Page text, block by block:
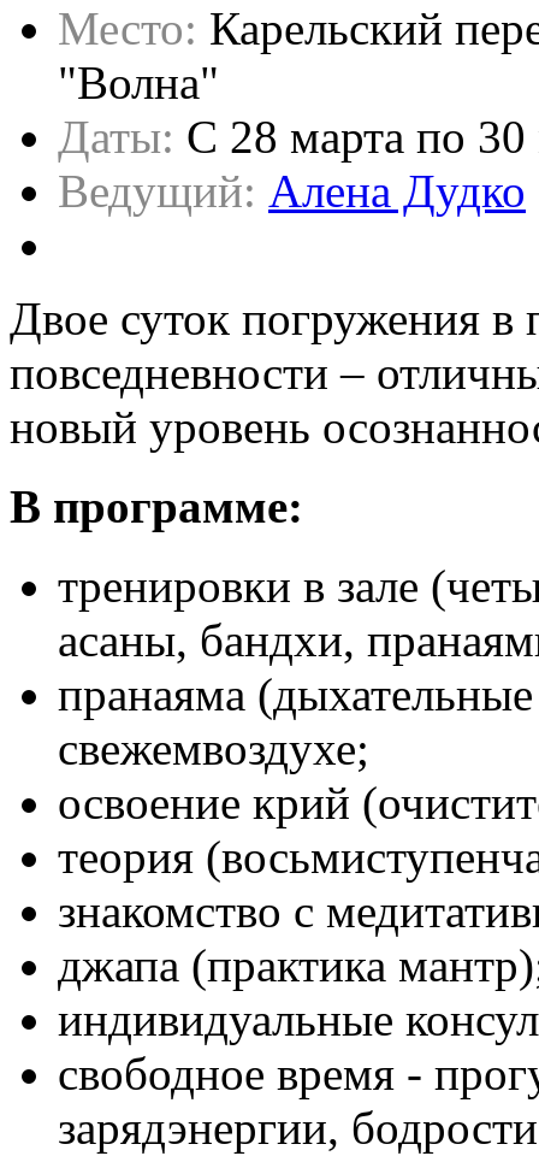
Место: Карельский
"Волна"
Даты: C 28 марта по 30
Ведущий: Алена Дудко
Двое суток погружения в
повседневности –
новый уровень
В программе:
тренировки в зале
асаны, бандхи,
пранаяма
свежемвоздухе;
освоение крий
теория
знакомство с
джапа (практика
индивидуальные
свободное время -
зарядэнергии,